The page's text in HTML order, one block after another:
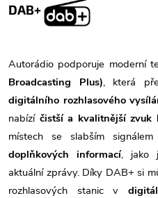
DAB+
Autorádio podporuje moderní
Broadcasting Plus), která
digitálního rozhlasového
nabízí čistší a kvalitnější zvuk
místech se slabším
doplňkových informací, jako
aktuální zprávy. Díky DAB+ si
rozhlasových stanic v